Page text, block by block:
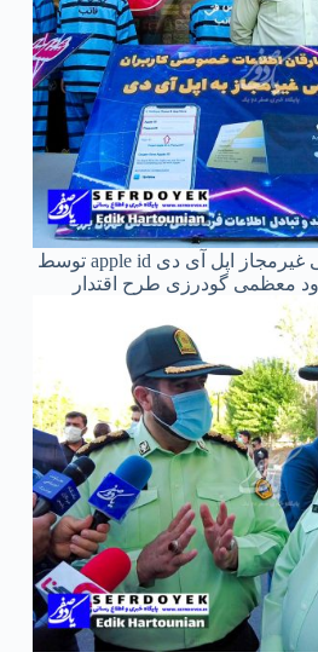
دستگیری متهم دسترسی غیرمجاز اپل آی دی apple id توسط
معظمی گودرزی طرح اقتدار